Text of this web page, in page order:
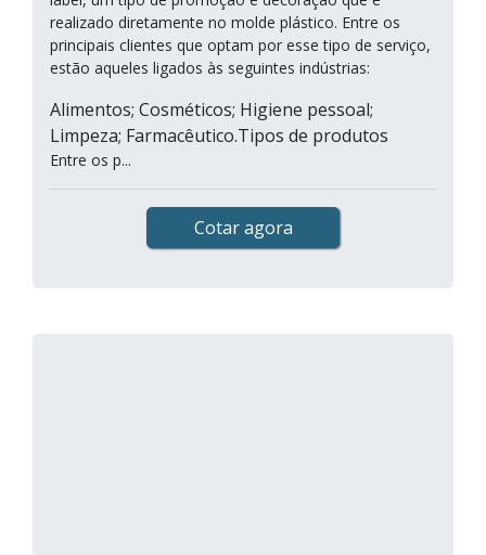
realizado diretamente no molde plástico. Entre os
principais clientes que optam por esse tipo de serviço,
estão aqueles ligados às seguintes indústrias:
Alimentos; Cosméticos; Higiene pessoal;
Limpeza; Farmacêutico.Tipos de produtos
Entre os p...
Cotar agora